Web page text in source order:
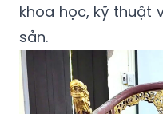
khoa học, kỹ thuật
sản.